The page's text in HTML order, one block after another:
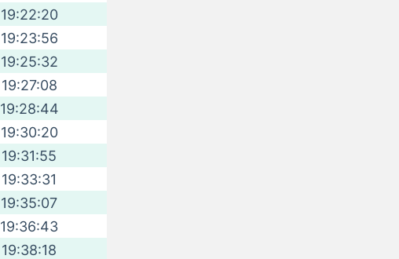
19:22:20
19:23:56
19:25:32
19:27:08
19:28:44
19:30:20
19:31:55
19:33:31
19:35:07
19:36:43
19:38:18